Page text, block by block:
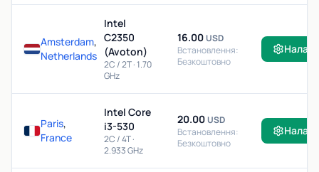
Amsterdam,
Netherlands
Intel
C2350
(Avoton)
2C / 2T · 1.70
GHz
16.00USD
Встановлення:
Безкоштовно
Paris,
France
Intel Core
i3-530
2C / 4T ·
2.933 GHz
20.00USD
Встановлення:
Безкоштовно